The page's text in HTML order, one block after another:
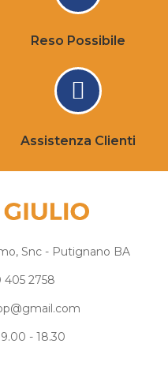
Reso Possibile
Assistenza Clienti
Snc - Putignano BA
405 2758
- 18.30